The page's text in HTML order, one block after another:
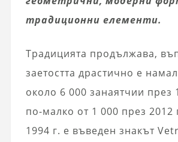
традиционни елементи.
Традицията продължава,
заетостта драстично е
около 6 000 занаятчии през
по-малко от 1 000 през 2012
1994 г. е въведен знакът